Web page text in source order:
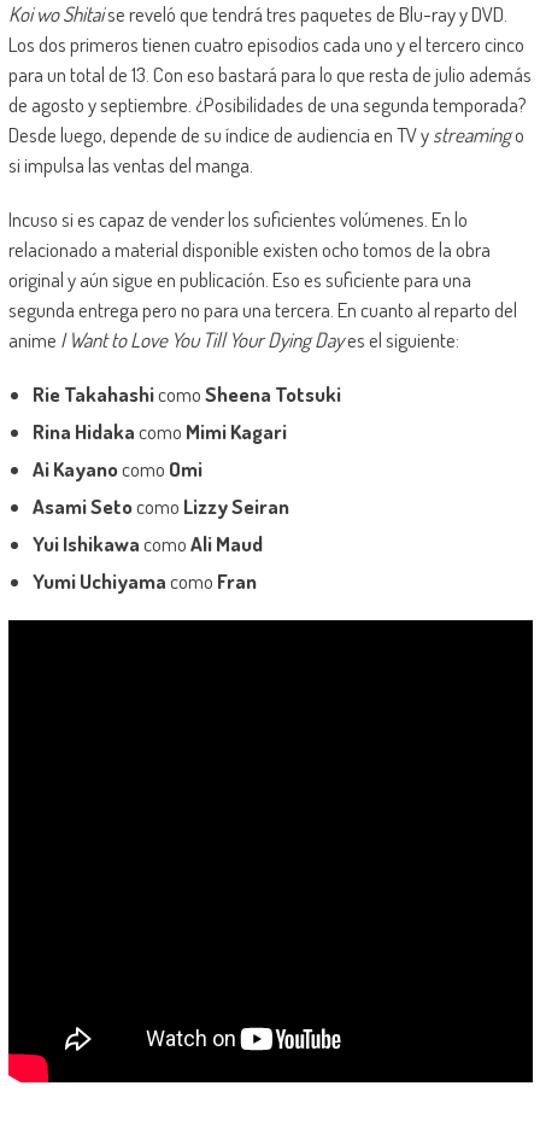
Koi wo Shitaise reveló que tendrá tres paquetes de Blu-ray y DVD.
Los dos primeros tienen cuatro episodios cada uno y el tercero cinco
para un total de 13. Con eso bastará para lo que resta de julio además
de agosto y septiembre. ¿Posibilidades de una segunda temporada?
Desde luego, depende de su índice de audiencia en TV ystreamingo
si impulsa las ventas del manga.
Incuso si es capaz de vender los suficientes volúmenes. En lo
relacionado a material disponible existen ocho tomos de la obra
original y aún sigue en publicación. Eso es suficiente para una
segunda entrega pero no para una tercera. En cuanto al reparto del
anime I Want to Love You Till Your Dying Dayes el siguiente:
Rie TakahashicomoSheena Totsuki
Rina Hidakacomo Mimi Kagari
Ai Kayanocomo Omi
Asami Setocomo Lizzy Seiran
Yui IshikawacomoAli Maud
Yumi Uchiyamacomo Fran